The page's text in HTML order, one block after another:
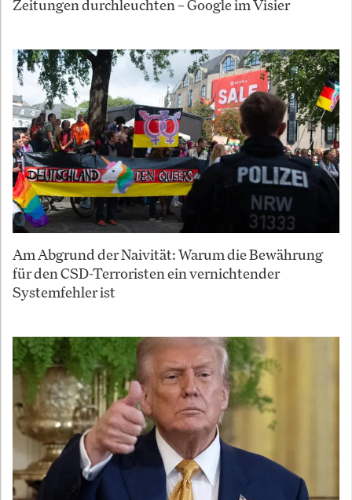
Zeitungen durchleuchten – Google im Visier
Am Abgrund der Naivität: Warum die Bewährung
für den CSD-Terroristen ein vernichtender
Systemfehler ist